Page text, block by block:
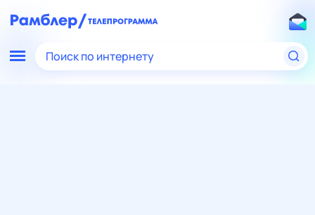
Поиск по интернету